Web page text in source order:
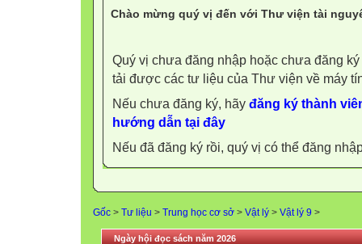
Chào mừng quý vị đến với Thư viện tài
Quý vị chưa đăng nhập hoặc chưa đăng
tải được các tư liệu của Thư viện về máy
Nếu chưa đăng ký, hãy đăng ký thành
hướng dẫn tại đây
Nếu đã đăng ký rồi, quý vị có thể đăng
Gốc > Tư liệu > Trung học cơ sở > Vật lý > Vật lý 9 >
Ngày hội đọc sách năm 2026